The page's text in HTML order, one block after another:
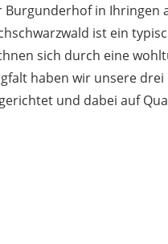
Burgunderhof in Ihringen
ist ein
sich durch eine
haben wir unsere
und dabei auf